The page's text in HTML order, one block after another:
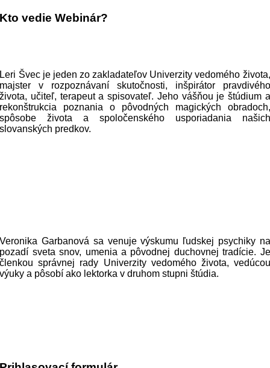
Kto vedie Webinár?
Leri Švec je jeden zo zakladateľov Univerzity vedomého života,
majster v rozpoznávaní skutočnosti, inšpirátor pravdivého
života, učiteľ, terapeut a spisovateľ. Jeho vášňou je štúdium a
rekonštrukcia poznania o pôvodných magických obradoch,
spôsobe života a spoločenského usporiadania našich
slovanských predkov.
Veronika Garbanová sa venuje výskumu ľudskej psychiky na
pozadí sveta snov, umenia a pôvodnej duchovnej tradície. Je
členkou správnej rady Univerzity vedomého života, vedúcou
výuky a pôsobí ako lektorka v druhom stupni štúdia.